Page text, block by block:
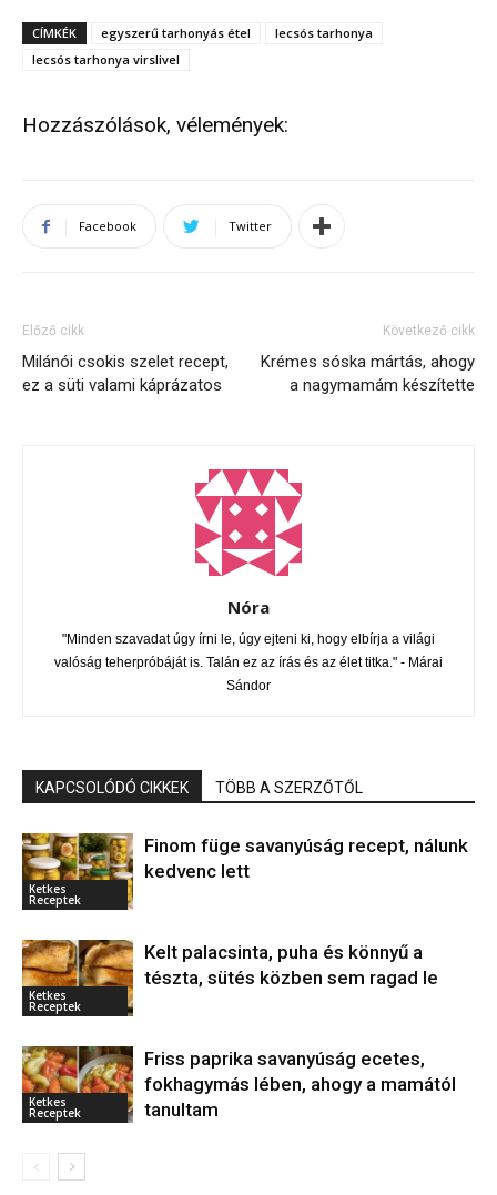
CÍMKÉK egyszerű tarhonyás étel
lecsós tarhonya
lecsós tarhonya virslivel
Hozzászólások, vélemények:
Facebook Twitter
Előző cikk
Milánói csokis szelet recept,
ez a süti valami káprázatos
Következő cikk
Krémes sóska mártás, ahogy
a nagymamám készítette
Nóra
"Minden szavadat úgy írni le, úgy ejteni ki, hogy elbírja a világi
valóság teherpróbáját is. Talán ez az írás és az élet titka." - Márai
Sándor
KAPCSOLÓDÓ CIKKEK TÖBB A SZERZŐTŐL
Ketkes
Receptek
Finom füge savanyúság recept, nálunk
kedvenc lett
Ketkes
Receptek
Kelt palacsinta, puha és könnyű a
tészta, sütés közben sem ragad le
Ketkes
Receptek
Friss paprika savanyúság ecetes,
fokhagymás lében, ahogy a mamától
tanultam